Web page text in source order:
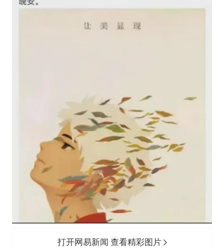
打开网易新闻 查看精彩图片